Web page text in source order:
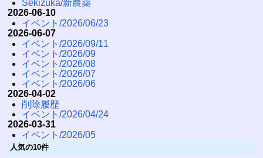
Sekizuka/新農薬
2026-06-10
イベント/2026/06/23
2026-06-07
イベント/2026/09/11
イベント/2026/09
イベント/2026/08
イベント/2026/07
イベント/2026/06
2026-04-02
削除履歴
イベント/2026/04/24
2026-03-31
イベント/2026/05
人気の10件